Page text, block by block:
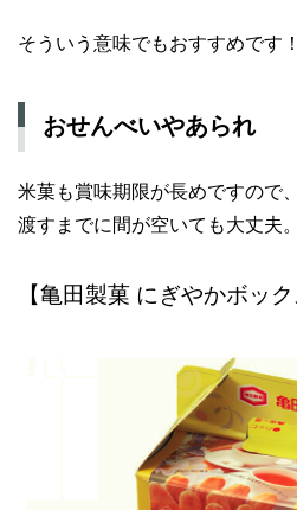
そういう意味でもおすすめです！
おせんべいやあられ
米菓も賞味期限が長めですので
渡すまでに間が空いても大丈夫。
【亀田製菓 にぎやかボック